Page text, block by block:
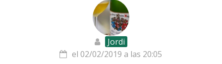
Jordi
el 02/02/2019 a las 20:05